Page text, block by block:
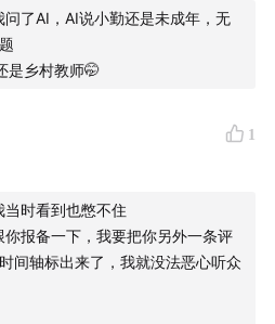
问了AI，AI说小勤还是未成年，无
是乡村教师🤭
1
当时看到也憋不住
你报备一下，我要把你另外一条评
间轴标出来了，我就没法恶心听众